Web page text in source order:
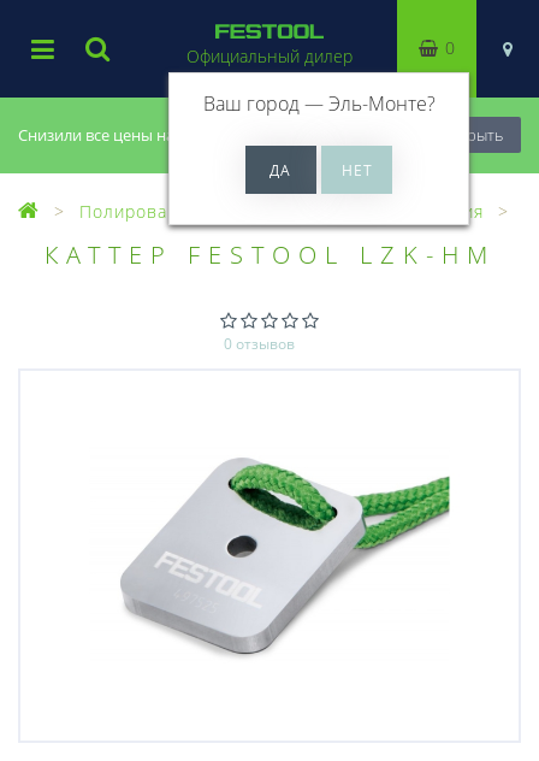
Снизили все цены на 20%, успей купить! Закрыть
Официальный дилер
Ваш город —Эль-Монте?
0
Полирование Оснастка для полирования
КАТТЕР FESTOOL LZK-HM
0 отзывов